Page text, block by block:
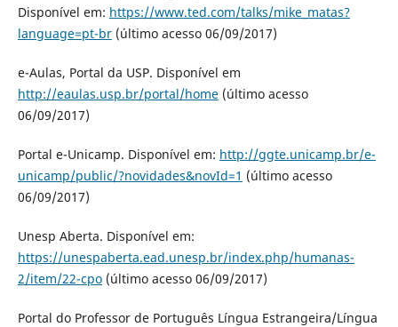
Disponível em: https://www.ted.com/talks/mike_matas?
language=pt-br(último acesso 06/09/2017)
e-Aulas, Portal da USP. Disponível em
http://eaulas.usp.br/portal/home(último acesso
06/09/2017)
Portal e-Unicamp. Disponível em: http://ggte.unicamp.br/e-
unicamp/public/?novidades&novId=1 (último acesso
06/09/2017)
Unesp Aberta. Disponível em:
https://unespaberta.ead.unesp.br/index.php/humanas-
2/item/22-cpo(último acesso 06/09/2017)
Portal do Professor de Português Língua Estrangeira/Língua